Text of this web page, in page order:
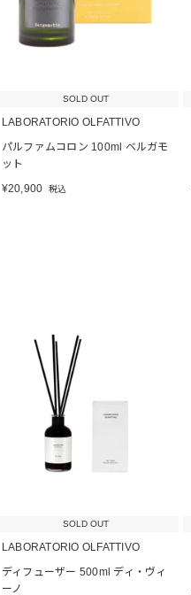
SOLD OUT
LABORATORIO OLFATTIVO
パルファムコロン 100ml ベルガモ
ット
¥20,900 税込
SOLD OUT
LABORATORIO OLFATTIVO
ディフューザー 500ml ディ・ヴィ
ーノ